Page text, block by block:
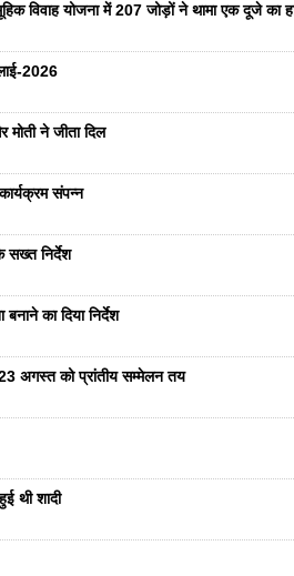
विवाह योजना में 207 जोड़ों ने थामा एक दूजे का
2026
ने जीता दिल
संपन्न
सख्त निर्देश
का दिया निर्देश
अगस्त को प्रांतीय सम्मेलन तय
थी शादी